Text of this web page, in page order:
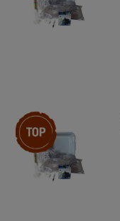
Article phare